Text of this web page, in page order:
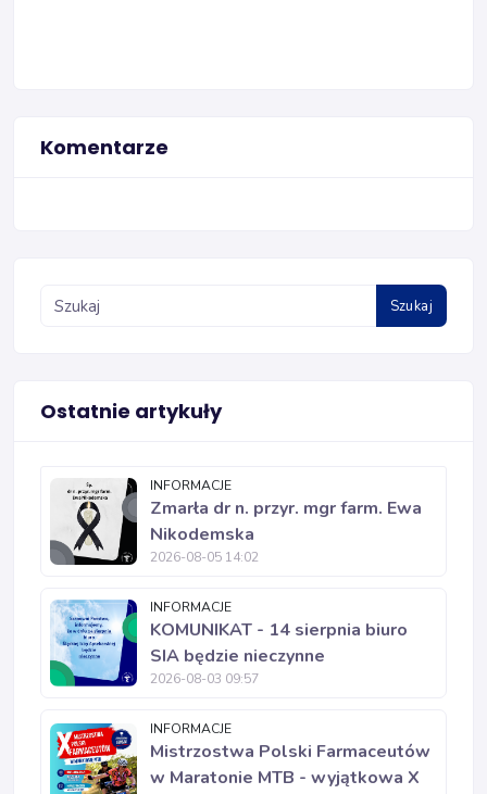
Komentarze
Szukaj
Ostatnie artykuły
INFORMACJE
Zmarła dr n. przyr. mgr farm. Ewa
Nikodemska
2026-08-05 14:02
INFORMACJE
KOMUNIKAT - 14 sierpnia biuro
SIA będzie nieczynne
2026-08-03 09:57
INFORMACJE
Mistrzostwa Polski Farmaceutów
w Maratonie MTB - wyjątkowa X